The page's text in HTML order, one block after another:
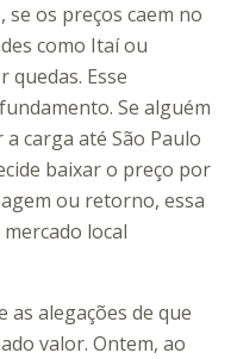
os preços caem no
como Itaí ou
quedas. Esse
Se alguém
carga até São Paulo
baixar o preço por
ou retorno, essa
local
alegações de que
valor. Ontem, ao